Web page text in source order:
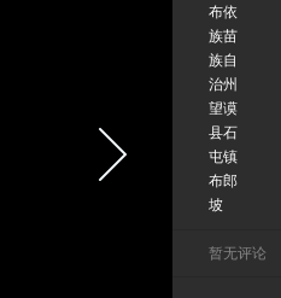
布依
族苗
族自
治州
望谟
县石
屯镇
布郎
坡
暂无评论